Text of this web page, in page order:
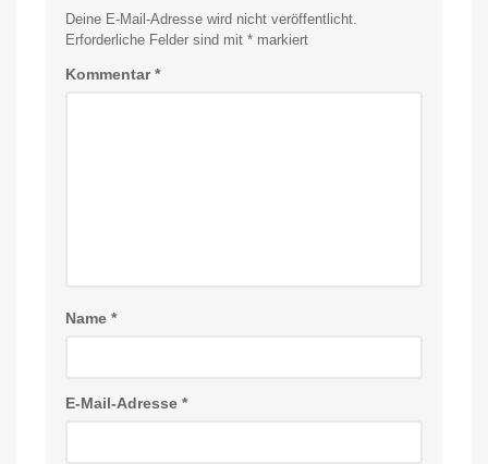
Deine E-Mail-Adresse wird nicht veröffentlicht.
Erforderliche Felder sind mit * markiert
Kommentar*
Name *
E-Mail-Adresse *